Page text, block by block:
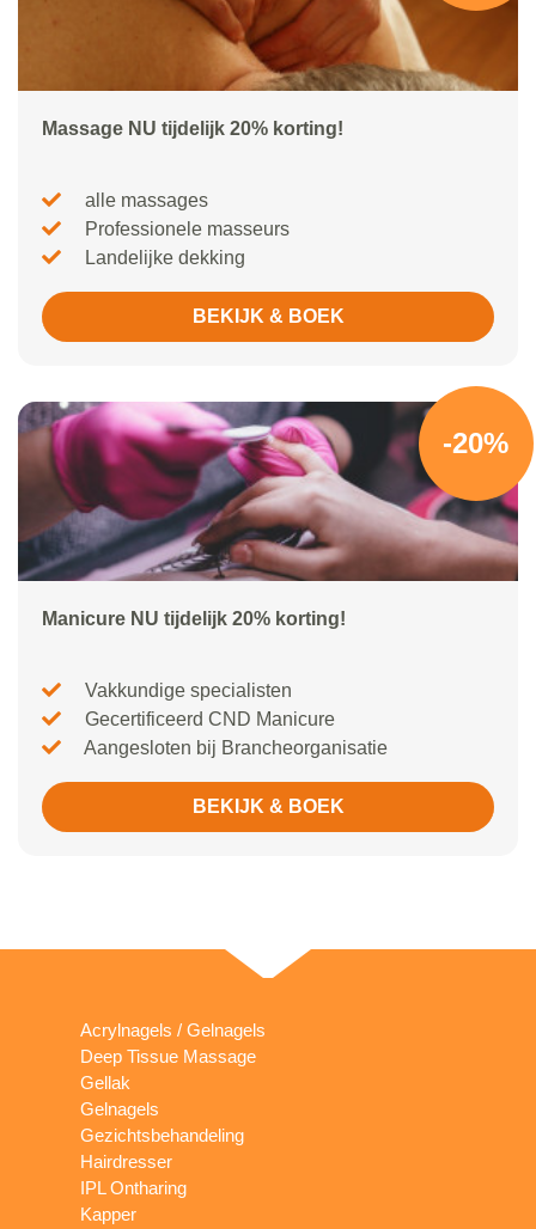
Massage NU tijdelijk 20% korting!
alle massages
Professionele masseurs
Landelijke dekking
BEKIJK & BOEK
-20%
Manicure NU tijdelijk 20% korting!
Vakkundige specialisten
Gecertificeerd CND Manicure
Aangesloten bij Brancheorganisatie
BEKIJK & BOEK
Acrylnagels / Gelnagels
Deep Tissue Massage
Gellak
Gelnagels
Gezichtsbehandeling
Hairdresser
IPL Ontharing
Kapper